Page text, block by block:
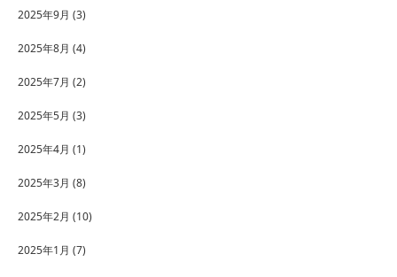
2025年9月 (3)
2025年8月 (4)
2025年7月 (2)
2025年5月 (3)
2025年4月 (1)
2025年3月 (8)
2025年2月 (10)
2025年1月 (7)